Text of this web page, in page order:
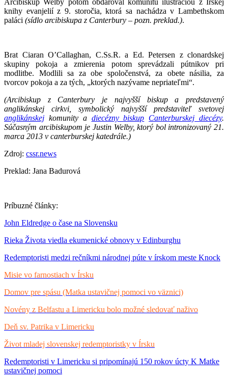
Arcibiskup Welby potom obdaroval komunitu ilustráciou z Írskej
knihy evanjelií z 9. storočia, ktorá sa nachádza v Lambethskom
paláci (sídlo arcibiskupa z Canterbury – pozn. preklad.).
Brat Ciaran O’Callaghan, C.Ss.R. a Ed. Petersen z clonardskej
skupiny pokoja a zmierenia potom sprevádzali pútnikov pri
modlitbe. Modlili sa za obe spoločenstvá, za obete násilia, za
tvorcov pokoja a za tých, „ktorých nazývame nepriateľmi“.
(Arcibiskup z Canterbury je najvyšší biskup a predstavený
anglikánskej cirkvi, symbolický najvyšší predstaviteľ svetovej
anglikánskej komunity a diecézny biskup Canterburskej diecézy.
Súčasným arcibiskupom je Justin Welby, ktorý bol intronizovaný 21.
marca 2013 v canterburskej katedrále.)
Zdroj: cssr.news
Preklad: Jana Badurová
Príbuzné články:
John Eldredge o čase na Slovensku
Rieka Života viedla ekumenické obnovy v Edinburghu
Redemptoristi medzi rečníkmi národnej púte v írskom meste Knock
Misie vo farnostiach v Írsku
Domov pre spásu (Matka ustavičnej pomoci vo väznici)
Novény z Belfastu a Limericku bolo možné sledovať naživo
Deň sv. Patrika v Limericku
Život mladej slovenskej redemptoristky v Írsku
Redemptoristi v Limericku si pripomínajú 150 rokov úcty K Matke
ustavičnej pomoci